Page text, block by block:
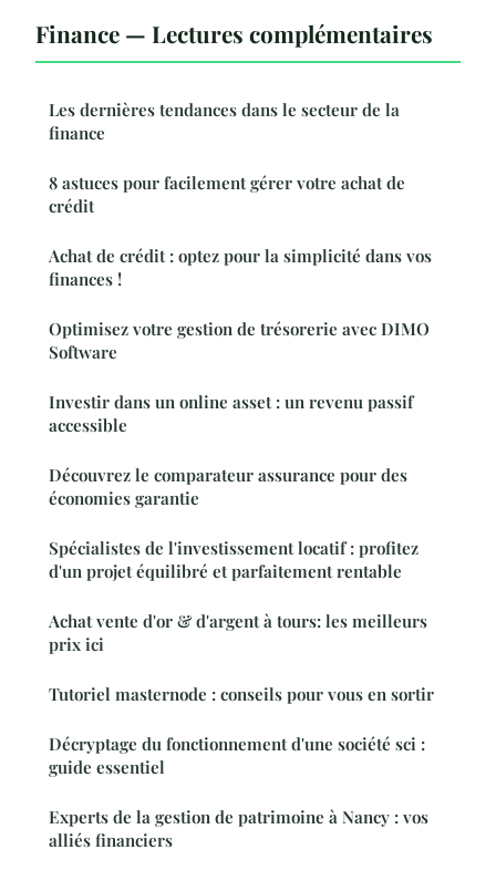
Finance — Lectures complémentaires
Les dernières tendances dans le secteur de la
finance
8 astuces pour facilement gérer votre achat de
crédit
Achat de crédit : optez pour la simplicité dans vos
finances !
Optimisez votre gestion de trésorerie avec DIMO
Software
Investir dans un online asset : un revenu passif
accessible
Découvrez le comparateur assurance pour des
économies garantie
Spécialistes de l'investissement locatif : profitez
d'un projet équilibré et parfaitement rentable
Achat vente d'or & d'argent à tours: les meilleurs
prix ici
Tutoriel masternode : conseils pour vous en sortir
Décryptage du fonctionnement d'une société sci :
guide essentiel
Experts de la gestion de patrimoine à Nancy : vos
alliés financiers